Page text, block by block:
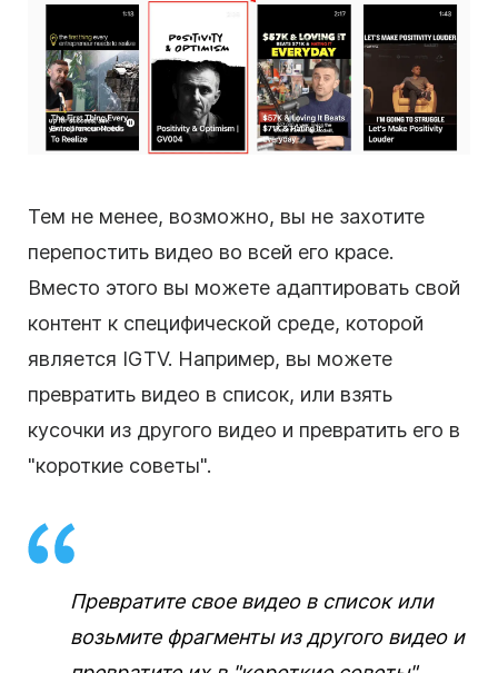
Тем не менее, возможно, вы не захотите
перепостить видео во всей его красе.
Вместо этого вы можете адаптировать свой
контент к специфической среде, которой
является IGTV. Например, вы можете
превратить видео в список, или взять
кусочки из другого видео и превратить его в
"короткие советы".
Превратите свое видео в список или
возьмите фрагменты из другого видео и